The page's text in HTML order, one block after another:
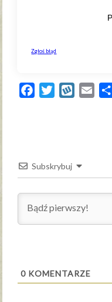
FacebookTwitterWykopEmail
Subskrybuj
0 KOMENTARZE